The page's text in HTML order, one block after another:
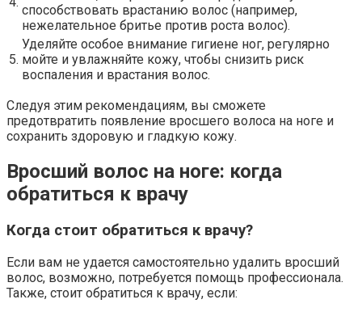
способствовать врастанию волос (например,
нежелательное бритье против роста волос).
5.
Уделяйте особое внимание гигиене ног, регулярно
мойте и увлажняйте кожу, чтобы снизить риск
воспаления и врастания волос.
Следуя этим рекомендациям, вы сможете
предотвратить появление вросшего волоса на ноге и
сохранить здоровую и гладкую кожу.
Вросший волос на ноге: когда
обратиться к врачу
Когда стоит обратиться к врачу?
Если вам не удается самостоятельно удалить вросший
волос, возможно, потребуется помощь профессионала.
Также, стоит обратиться к врачу, если: